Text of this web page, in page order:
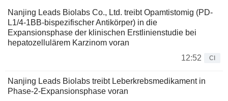
Nanjing Leads Biolabs Co., Ltd. treibt Opamtistomig (PD-
L1/4-1BB-bispezifischer Antikörper) in die
Expansionsphase der klinischen Erstlinienstudie bei
hepatozellulärem Karzinom voran
12:52
CI
Nanjing Leads Biolabs treibt Leberkrebsmedikament in
Phase-2-Expansionsphase voran